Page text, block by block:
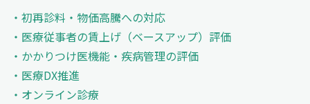
初再診料・物価高騰への対応
医療従事者の賃上げ（ベースアップ）評価
かかりつけ医機能・疾病管理の評価
医療DX推進
オンライン診療